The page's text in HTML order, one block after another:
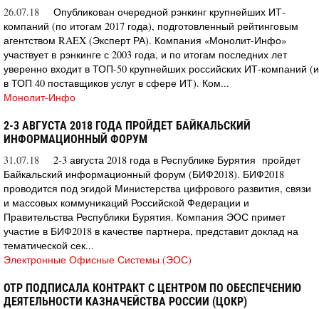
26.07.18
Опубликован очередной рэнкинг крупнейших ИТ-
компаний (по итогам 2017 года), подготовленный рейтинговым
агентством RAEX (Эксперт РА). Компания «Монолит-Инфо»
участвует в рэнкинге с 2003 года, и по итогам последних лет
уверенно входит в ТОП-50 крупнейших российских ИТ-компаний (и
в ТОП 40 поставщиков услуг в сфере ИТ). Ком...
Монолит-Инфо
2-3 АВГУСТА 2018 ГОДА ПРОЙДЕТ БАЙКАЛЬСКИЙ
ИНФОРМАЦИОННЫЙ ФОРУМ
31.07.18
2-3 августа 2018 года в Республике Бурятия пройдет
Байкальский информационный форум (БИФ2018). БИФ2018
проводится под эгидой Министерства цифрового развития, связи
и массовых коммуникаций Российской Федерации и
Правительства Республики Бурятия. Компания ЭОС примет
участие в БИФ2018 в качестве партнера, представит доклад на
тематической сек...
Электронные Офисные Системы (ЭОС)
ОТР ПОДПИСАЛА КОНТРАКТ С ЦЕНТРОМ ПО ОБЕСПЕЧЕНИЮ
ДЕЯТЕЛЬНОСТИ КАЗНАЧЕЙСТВА РОССИИ (ЦОКР)